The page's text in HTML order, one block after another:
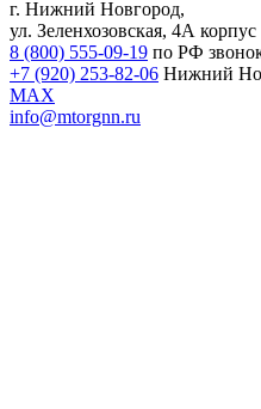
г. Нижний Новгород,
ул. Зеленхозовская, 4А
8 (800) 555-09-19 по РФ
+7 (920) 253-82-06 Нижний
MAX
info@mtorgnn.ru